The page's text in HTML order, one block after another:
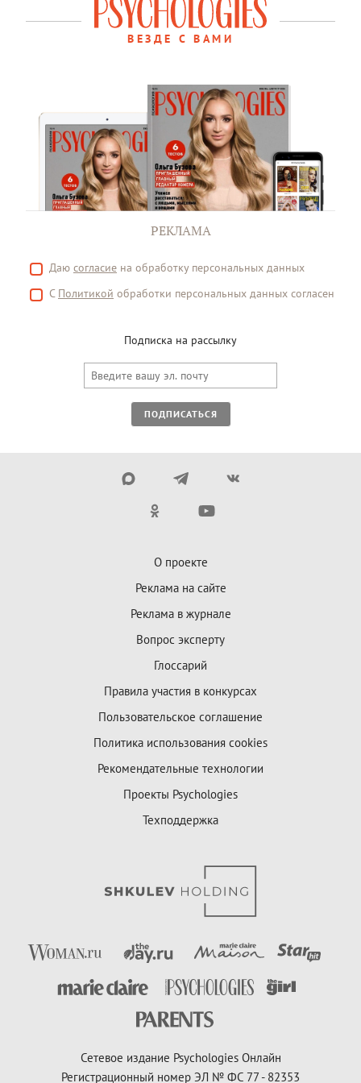
ВЕЗДЕ С ВАМИ
РЕКЛАМА
Даю согласие на обработку персональных данных
С Политикой обработки персональных данных согласен
Подписка на рассылку
ПОДПИСАТЬСЯ
О проекте
Реклама на сайте
Реклама в журнале
Вопрос эксперту
Глоссарий
Правила участия в конкурсах
Пользовательское соглашение
Политика использования cookies
Рекомендательные технологии
Проекты Psychologies
Техподдержка
Сетевое издание Psychologies Онлайн
Регистрационный номер ЭЛ № ФС 77 - 82353